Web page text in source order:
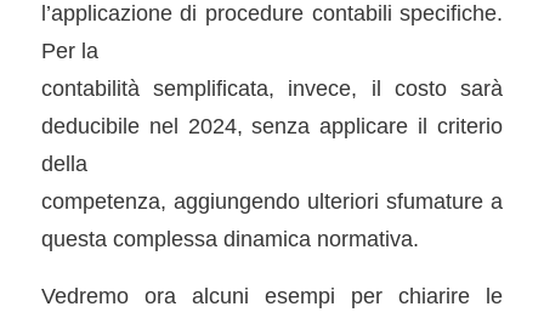
l’applicazione di procedure contabili specifiche.
Per la
contabilità semplificata, invece, il costo sarà
deducibile nel 2024, senza applicare il criterio
della
competenza, aggiungendo ulteriori sfumature a
questa complessa dinamica normativa.
Vedremo ora alcuni esempi per chiarire le